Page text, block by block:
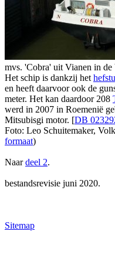
mvs. 'Cobra' uit Vianen in de
Het schip is dankzij het
en heeft daarvoor ook de
meter. Het kan daardoor 208
werd in 2007 in Roemenië
Mitsubisgi motor. [DB
Foto: Leo Schuitemaker,
formaat)
Naardeel 2.
bestandsrevisie juni 2020.
Sitemap